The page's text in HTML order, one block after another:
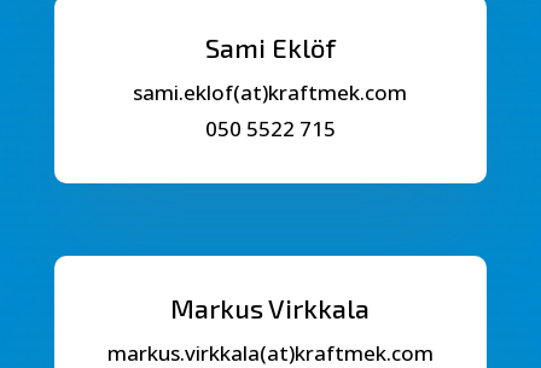
Sami Eklöf
sami.eklof(at)kraftmek.com
050 5522 715
Markus Virkkala
markus.virkkala(at)kraftmek.com